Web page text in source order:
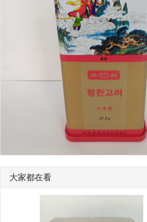
大家都在看